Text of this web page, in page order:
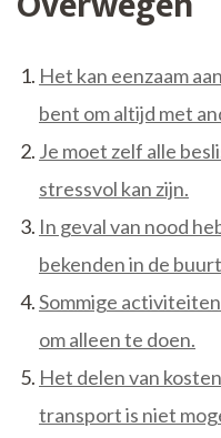
Het kan eenzaam
bent om altijd met
Je moet zelf alle
stressvol kan zijn.
In geval van nood
bekenden in de
Sommige
om alleen te doen.
Het delen van
transport is niet